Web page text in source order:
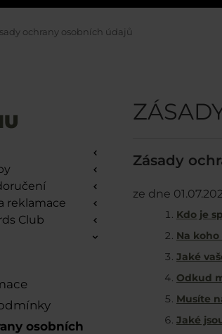
ochrany osobních údajů
reklamace
Club
osobních
Zásady
ze dne
Kdo je
Na
Jaké
Odkud
Musíte
Jaké